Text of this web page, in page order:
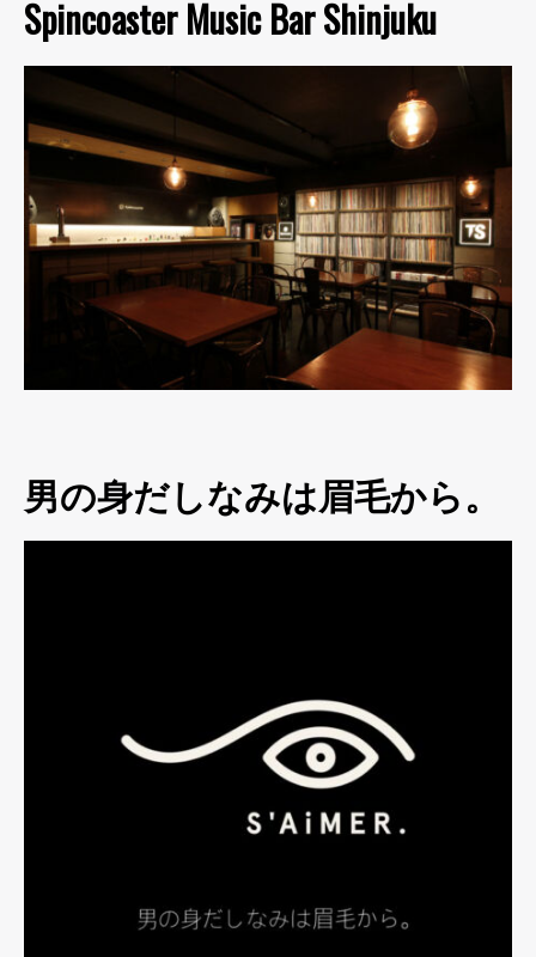
Spincoaster Music Bar Shinjuku
男の身だしなみは眉毛から。